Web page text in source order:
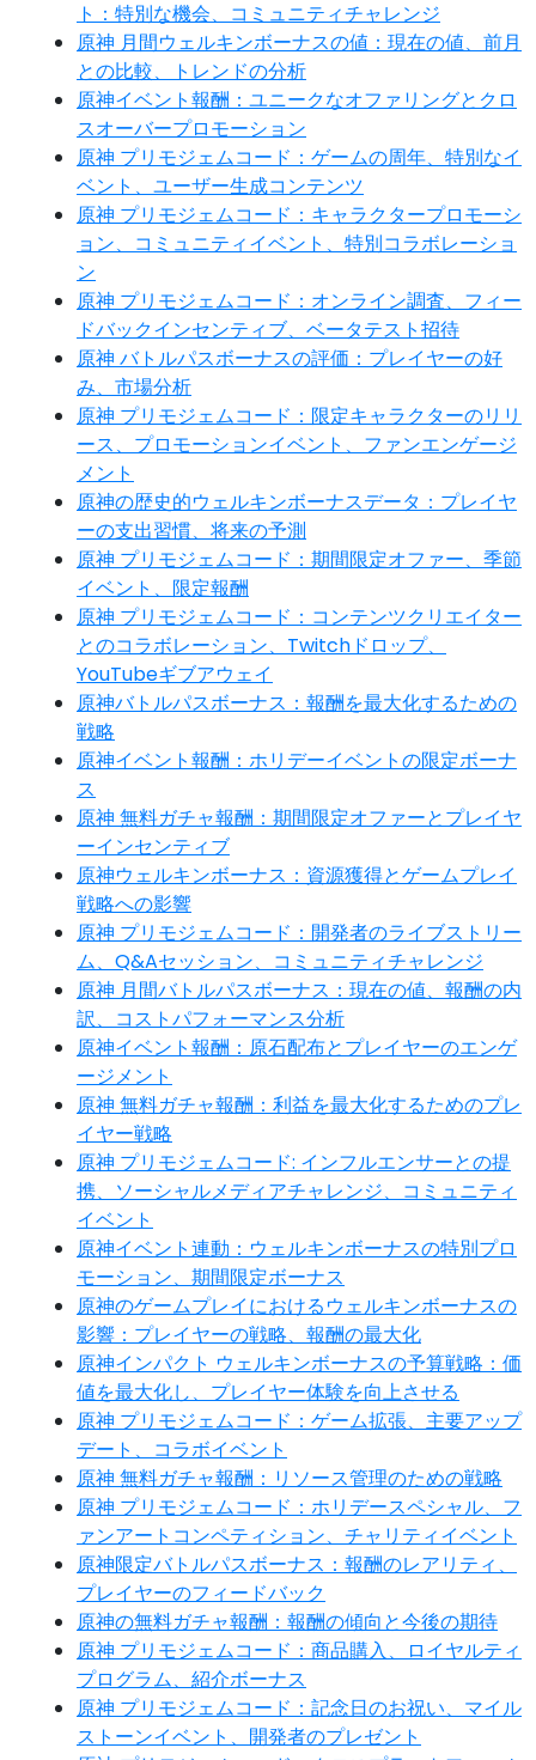
ト：特別な機会、コミュニティチャレンジ
原神 月間ウェルキンボーナスの値：現在の値、前月
との比較、トレンドの分析
原神イベント報酬：ユニークなオファリングとクロ
スオーバープロモーション
原神 プリモジェムコード：ゲームの周年、特別なイ
ベント、ユーザー生成コンテンツ
原神 プリモジェムコード：キャラクタープロモーシ
ョン、コミュニティイベント、特別コラボレーショ
ン
原神 プリモジェムコード：オンライン調査、フィー
ドバックインセンティブ、ベータテスト招待
原神 バトルパスボーナスの評価：プレイヤーの好
み、市場分析
原神 プリモジェムコード：限定キャラクターのリリ
ース、プロモーションイベント、ファンエンゲージ
メント
原神の歴史的ウェルキンボーナスデータ：プレイヤ
ーの支出習慣、将来の予測
原神 プリモジェムコード：期間限定オファー、季節
イベント、限定報酬
原神 プリモジェムコード：コンテンツクリエイター
とのコラボレーション、Twitchドロップ、
YouTubeギブアウェイ
原神バトルパスボーナス：報酬を最大化するための
戦略
原神イベント報酬：ホリデーイベントの限定ボーナ
ス
原神 無料ガチャ報酬：期間限定オファーとプレイヤ
ーインセンティブ
原神ウェルキンボーナス：資源獲得とゲームプレイ
戦略への影響
原神 プリモジェムコード：開発者のライブストリー
ム、Q&Aセッション、コミュニティチャレンジ
原神 月間バトルパスボーナス：現在の値、報酬の内
訳、コストパフォーマンス分析
原神イベント報酬：原石配布とプレイヤーのエンゲ
ージメント
原神 無料ガチャ報酬：利益を最大化するためのプレ
イヤー戦略
原神 プリモジェムコード: インフルエンサーとの提
携、ソーシャルメディアチャレンジ、コミュニティ
イベント
原神イベント連動：ウェルキンボーナスの特別プロ
モーション、期間限定ボーナス
原神のゲームプレイにおけるウェルキンボーナスの
影響：プレイヤーの戦略、報酬の最大化
原神インパクト ウェルキンボーナスの予算戦略：価
値を最大化し、プレイヤー体験を向上させる
原神 プリモジェムコード：ゲーム拡張、主要アップ
デート、コラボイベント
原神 無料ガチャ報酬：リソース管理のための戦略
原神 プリモジェムコード：ホリデースペシャル、フ
ァンアートコンペティション、チャリティイベント
原神限定バトルパスボーナス：報酬のレアリティ、
プレイヤーのフィードバック
原神の無料ガチャ報酬：報酬の傾向と今後の期待
原神 プリモジェムコード：商品購入、ロイヤルティ
プログラム、紹介ボーナス
原神 プリモジェムコード：記念日のお祝い、マイル
ストーンイベント、開発者のプレゼント